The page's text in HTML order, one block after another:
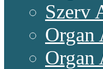
Szerv
Organ
Organ